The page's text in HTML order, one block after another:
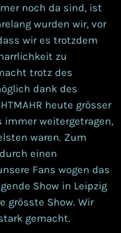
noch da sind, ist
wurden wir, vor
wir es trotzdem
zu
trotz des
dank des
heute grösser
immer weitergetragen,
waren. Zum
einen
Fans wogen das
Show in Leipzig
grösste Show. Wir
gemacht.